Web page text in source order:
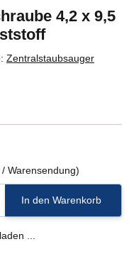
4,2 x 9,5
Zentralstaubsauger
Warensendung)
In den Warenkorb
...